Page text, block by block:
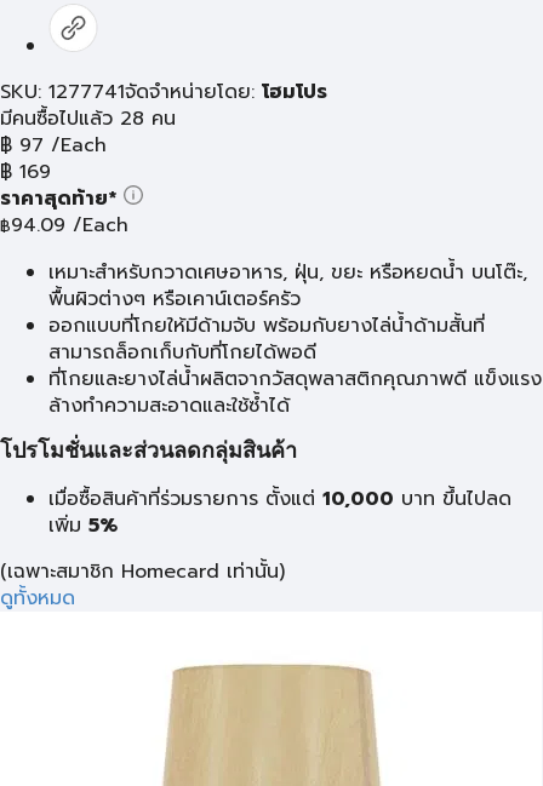
SKU: 1277741จัดจำหน่ายโดย: โฮมโปร
มีคนซื้อไปแล้ว 28 คน
฿ 97 /Each
฿ 169
ราคาสุดท้าย*
฿94.09 /Each
เหมาะสำหรับกวาดเศษอาหาร, ฝุ่น, ขยะ หรือหยดน้ำ บนโต๊ะ,
พื้นผิวต่างๆ หรือเคาน์เตอร์ครัว
ออกแบบที่โกยให้มีด้ามจับ พร้อมกับยางไล่น้ำด้ามสั้นที่
สามารถล็อกเก็บกับที่โกยได้พอดี
ที่โกยและยางไล่น้ำผลิตจากวัสดุพลาสติกคุณภาพดี แข็งแรง
ล้างทำความสะอาดและใช้ซ้ำได้
โปรโมชั่นและส่วนลดกลุ่มสินค้า
เมื่อซื้อสินค้าที่ร่วมรายการ ตั้งแต่ 10,000 บาท ขึ้นไปลด
เพิ่ม 5%
(เฉพาะสมาชิก Homecard เท่านั้น)
ดูทั้งหมด